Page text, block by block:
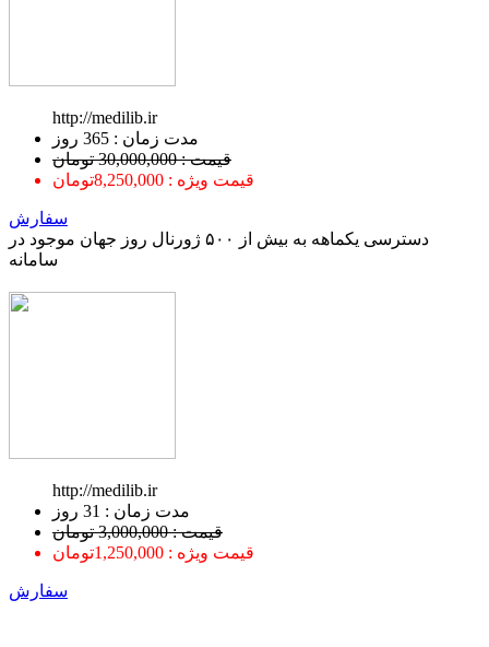
http://medilib.ir
ﻣﺪﺕ ﺯﻣﺎﻥ : 365 ﺭﻭﺯ
قیمت : 30,000,000 تومان
قیمت ویژه : 8,250,000تومان
سفارش
دسترسی یکماهه به بیش از ۵۰۰ ژورنال روز جهان موجود در
سامانه
http://medilib.ir
ﻣﺪﺕ ﺯﻣﺎﻥ : 31 ﺭﻭﺯ
قیمت : 3,000,000 تومان
قیمت ویژه : 1,250,000تومان
سفارش